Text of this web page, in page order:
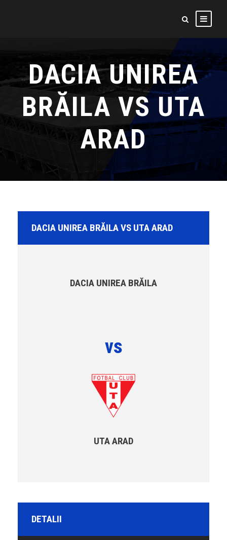
DACIA UNIREA
BRĂILA VS UTA
ARAD
DACIA UNIREA BRĂILA VS UTA ARAD
DACIA UNIREA BRĂILA
vs
UTA ARAD
DETALII